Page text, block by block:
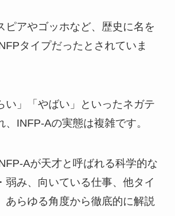
ピアやゴッホなど、歴史に名を
タイプだったとされていま
い」「やばい」といったネガテ
、INFP-Aの実態は複雑です。
Aが天才と呼ばれる科学的な
弱み、向いている仕事、他タイ
あらゆる角度から徹底的に解説